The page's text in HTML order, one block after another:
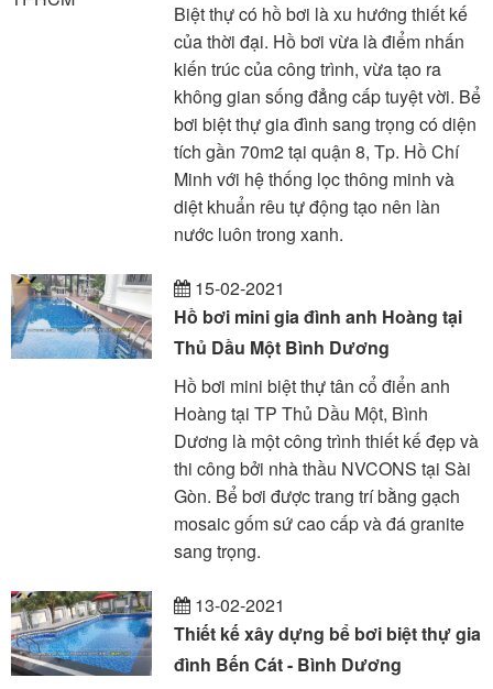
Biệt thự có hồ bơi là xu hướng thiết kế
của thời đại. Hồ bơi vừa là điểm nhấn
kiến trúc của công trình, vừa tạo ra
không gian sống đẳng cấp tuyệt vời. Bể
bơi biệt thự gia đình sang trọng có diện
tích gần 70m2 tại quận 8, Tp. Hồ Chí
Minh với hệ thống lọc thông minh và
diệt khuẩn rêu tự động tạo nên làn
nước luôn trong xanh.
15-02-2021
Hồ bơi mini gia đình anh Hoàng tại
Thủ Dầu Một Bình Dương
Hồ bơi mini biệt thự tân cổ điển anh
Hoàng tại TP Thủ Dầu Một, Bình
Dương là một công trình thiết kế đẹp và
thi công bởi nhà thầu NVCONS tại Sài
Gòn. Bể bơi được trang trí bằng gạch
mosaic gốm sứ cao cấp và đá granite
sang trọng.
13-02-2021
Thiết kế xây dựng bể bơi biệt thự gia
đình Bến Cát - Bình Dương